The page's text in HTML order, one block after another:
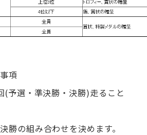
項
(予選・準決勝・決勝)走ること
勝の組み合わせを決めます。